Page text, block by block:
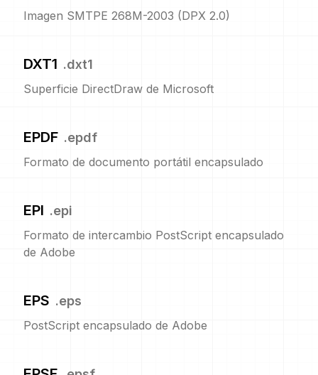
Imagen SMTPE 268M-2003 (DPX 2.0)
DXT1 .dxt1
Superficie DirectDraw de Microsoft
EPDF .epdf
Formato de documento portátil encapsulado
EPI .epi
Formato de intercambio PostScript encapsulado
de Adobe
EPS .eps
PostScript encapsulado de Adobe